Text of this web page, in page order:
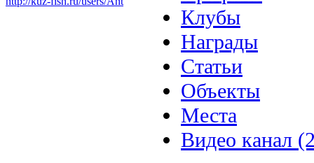
Клубы
Награды
Статьи
Объекты
Места
Видео канал